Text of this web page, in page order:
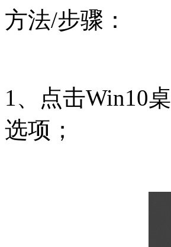
方法/步骤：
1、点击Win10
选项；